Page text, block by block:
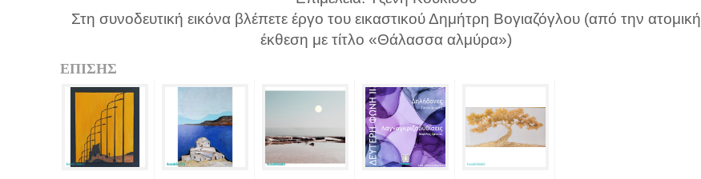
Στη συνοδευτική εικόνα βλέπετε έργο του εικαστικού Δημήτρη Βογιαζόγλου (από την ατομική
έκθεση με τίτλο «Θάλασσα αλμύρα»)
ΕΠΙΣΗΣ